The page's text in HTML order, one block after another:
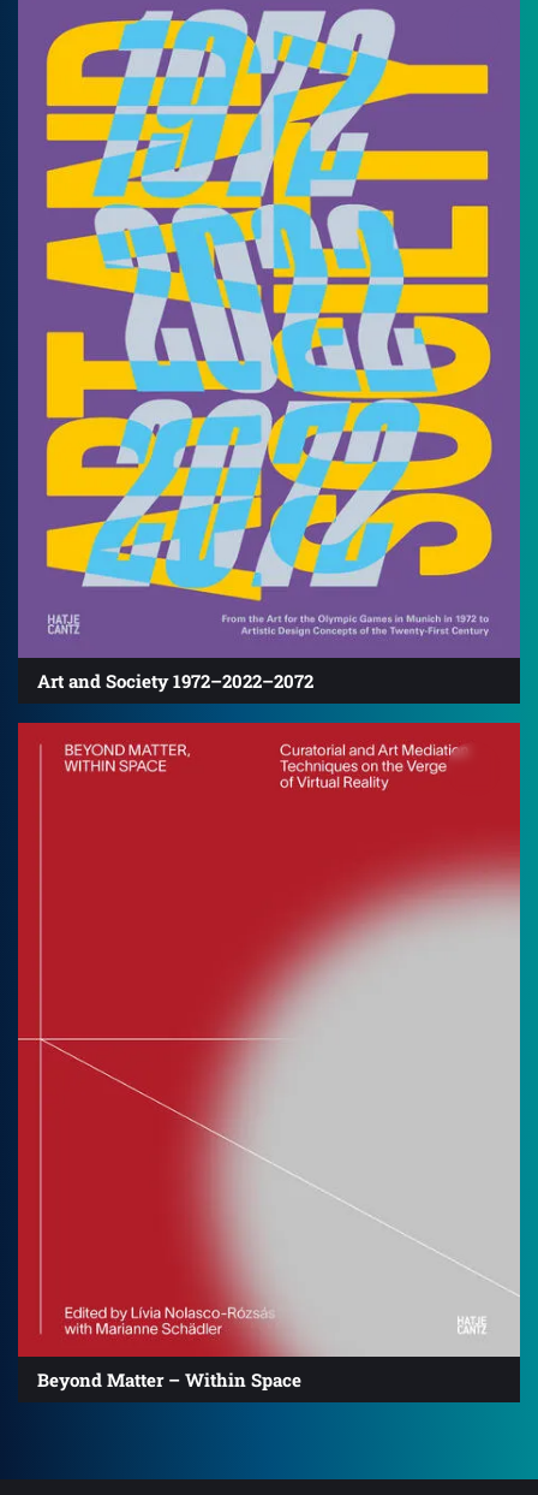
Art and Society 1972–2022–2072
Beyond Matter – Within Space